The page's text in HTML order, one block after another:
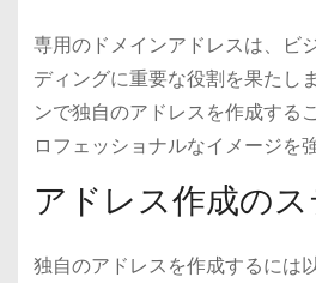
専用のドメインアドレスは、ビ
ディングに重要な役割を果たし
ンで独自のアドレスを作成する
ロフェッショナルなイメージを
アドレス作成の
独自のアドレスを作成するには